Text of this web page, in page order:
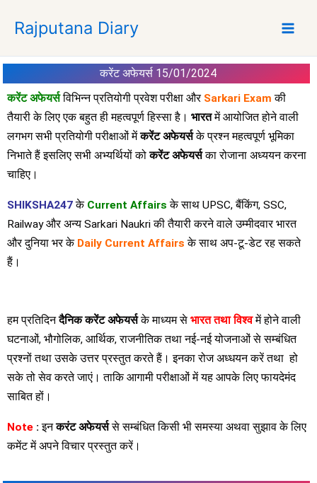
p
Rajputana Diary
करेंट अफेयर्स 15/01/2024
करेंट अफेयर्सविभिन्न प्रतियोगी प्रवेश परीक्षा और Sarkari Exam की
तैयारी के लिए एक बहुत ही महत्वपूर्ण हिस्सा है। भारतमें आयोजित होने वाली
लगभग सभी प्रतियोगी परीक्षाओं मेंकरेंट अफेयर्सके प्रश्न महत्वपूर्ण भूमिका
निभाते हैं इसलिए सभी अभ्यर्थियों कोकरेंट अफेयर्सका रोजाना अध्ययन करना
चाहिए।
SHIKSHA247केCurrent Affairsके साथ UPSC, बैंकिंग, SSC,
Railway और अन्य Sarkari Naukri की तैयारी करने वाले उम्मीदवार भारत
और दुनिया भर के Daily Current Affairs के साथ अप-टू-डेट रह सकते
हैं।
हम प्रतिदिनदैनिक करेंट अफेयर्सके माध्यम से भारत तथा विश्वमें होने वाली
घटनाओं, भौगोलिक, आर्थिक, राजनीतिक तथा नई-नई योजनाओं से सम्बंधित
प्रश्नों तथा उसके उत्तर प्रस्तुत करते हैं। इनका रोज अध्धयन करें तथा हो
सके तो सेव करते जाएं। ताकि आगामी परीक्षाओं में यह आपके लिए फायदेमंद
साबित हों।
Note : इनकरंट अफेयर्ससे सम्बंधित किसी भी समस्या अथवा सुझाव के लिए
कमेंट में अपने विचार प्रस्तुत करें।